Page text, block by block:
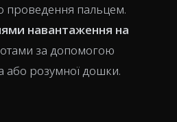
проведення пальцем.
навантаження на
за допомогою
або розумної дошки.